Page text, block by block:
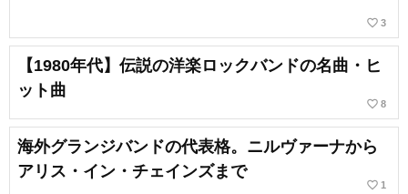
favorite_border 3
【1980年代】伝説の洋楽ロックバンドの名曲・ヒ
ット曲
favorite_border 8
海外グランジバンドの代表格。ニルヴァーナから
アリス・イン・チェインズまで
favorite_border 1